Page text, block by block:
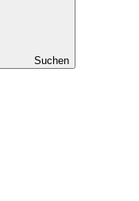
Suchen